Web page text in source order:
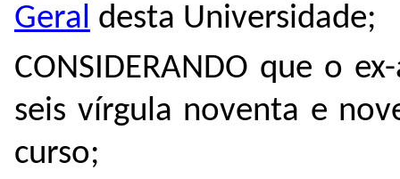
Geral desta Universidade;
CONSIDERANDO que o
seis vírgula noventa e
curso;